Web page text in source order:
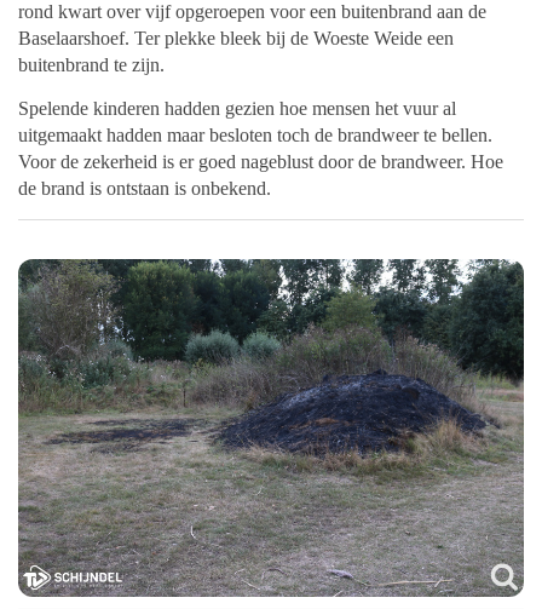
rond kwart over vijf opgeroepen voor een buitenbrand aan de
Baselaarshoef. Ter plekke bleek bij de Woeste Weide een
buitenbrand te zijn.
Spelende kinderen hadden gezien hoe mensen het vuur al
uitgemaakt hadden maar besloten toch de brandweer te bellen.
Voor de zekerheid is er goed nageblust door de brandweer. Hoe
de brand is ontstaan is onbekend.